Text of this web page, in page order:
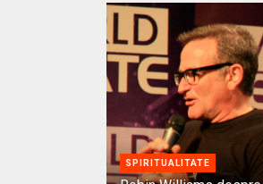
SPIRITUALITATE